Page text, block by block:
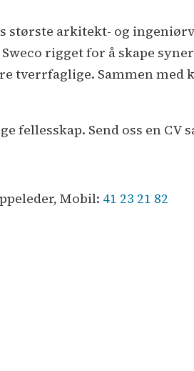
største arkitekt- og
rigget for å skape
tverrfaglige. Sammen
fellesskap. Send oss en
Mobil: 41 23 21 82